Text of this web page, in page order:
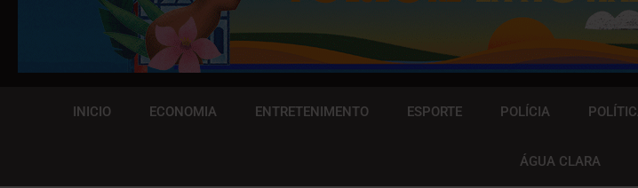
INICIO ECONOMIA ENTRETENIMENTO ESPORTE POLÍCIA
ÁGUA CLARA